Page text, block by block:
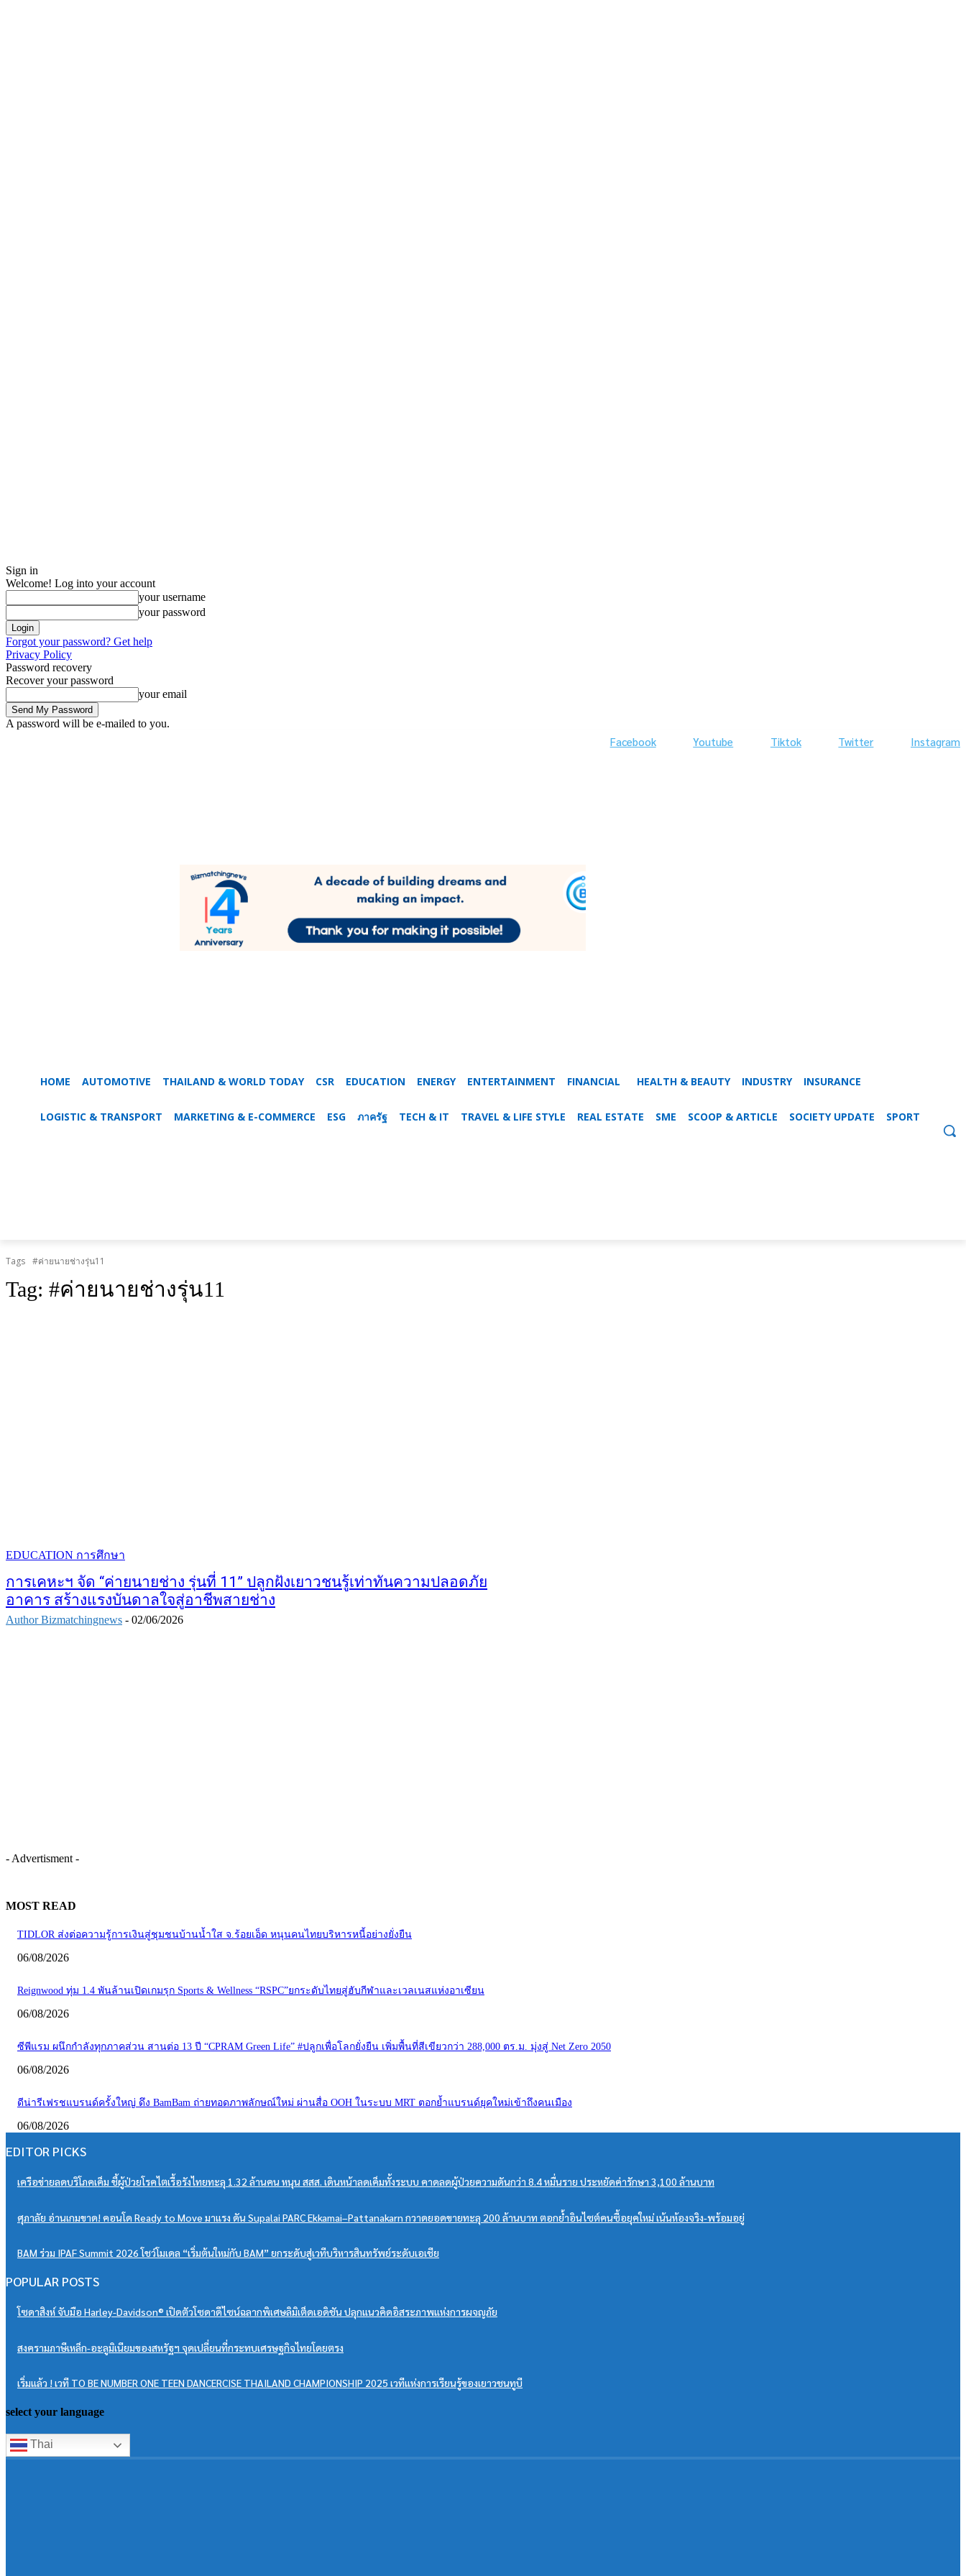
Sign in
Welcome! Log into your account
your username
your password
Forgot your password? Get help
Privacy Policy
Password recovery
Recover your password
your email
A password will be e-mailed to you.
Facebook Youtube Tiktok Twitter Instagram
HOME AUTOMOTIVE THAILAND & WORLD TODAY CSR EDUCATION ENERGY ENTERTAINMENT FINANCIAL HEALTH & BEAUTY INDUSTRY INSURANCE
LOGISTIC & TRANSPORT MARKETING & E-COMMERCE ESG ภาครัฐ TECH & IT TRAVEL & LIFE STYLE REAL ESTATE SME SCOOP & ARTICLE SOCIETY UPDATE SPORT
Tags #ค่ายนายช่างรุ่น11
Tag: #ค่ายนายช่างรุ่น11
EDUCATION การศึกษา
การเคหะฯ จัด “ค่ายนายช่าง รุ่นที่ 11” ปลูกฝังเยาวชนรู้เท่าทันความปลอดภัย
อาคาร สร้างแรงบันดาลใจสู่อาชีพสายช่าง
Author Bizmatchingnews - 02/06/2026
- Advertisment -
MOST READ
TIDLOR ส่งต่อความรู้การเงินสู่ชุมชนบ้านน้ำใส จ.ร้อยเอ็ด หนุนคนไทยบริหารหนี้อย่างยั่งยืน
06/08/2026
Reignwood ทุ่ม 1.4 พันล้านเปิดเกมรุก Sports & Wellness “RSPC”ยกระดับไทยสู่ฮับกีฬาและเวลเนสแห่งอาเซียน
06/08/2026
ซีพีแรม ผนึกกำลังทุกภาคส่วน สานต่อ 13 ปี “CPRAM Green Life” #ปลูกเพื่อโลกยั่งยืน เพิ่มพื้นที่สีเขียวกว่า 288,000 ตร.ม. มุ่งสู่ Net Zero 2050
06/08/2026
ดีน่ารีเฟรชแบรนด์ครั้งใหญ่ ดึง BamBam ถ่ายทอดภาพลักษณ์ใหม่ ผ่านสื่อ OOH ในระบบ MRT ตอกย้ำแบรนด์ยุคใหม่เข้าถึงคนเมือง
06/08/2026
EDITOR PICKS
เครือข่ายลดบริโภคเค็ม ชี้ผู้ป่วยโรคไตเรื้อรังไทยทะลุ 1.32 ล้านคน หนุน สสส. เดินหน้าลดเค็มทั้งระบบ คาดลดผู้ป่วยความดันกว่า 8.4 หมื่นราย ประหยัดค่ารักษา 3,100 ล้านบาท
ศุภาลัย อ่านเกมขาด! คอนโด Ready to Move มาแรง ดัน Supalai PARC Ekkamai–Pattanakarn กวาดยอดขายทะลุ 200 ล้านบาท ตอกย้ำอินไซต์คนซื้อยุคใหม่ เน้นห้องจริง-พร้อมอยู่
BAM ร่วม IPAF Summit 2026 โชว์โมเดล “เริ่มต้นใหม่กับ BAM” ยกระดับสู่เวทีบริหารสินทรัพย์ระดับเอเชีย
POPULAR POSTS
โซดาสิงห์ จับมือ Harley-Davidson® เปิดตัวโซดาดีไซน์ฉลากพิเศษลิมิเต็ดเอดิชัน ปลุกแนวคิดอิสระภาพแห่งการผจญภัย
สงครามภาษีเหล็ก-อะลูมิเนียมของสหรัฐฯ จุดเปลี่ยนที่กระทบเศรษฐกิจไทยโดยตรง
เริ่มแล้ว ! เวที TO BE NUMBER ONE TEEN DANCERCISE THAILAND CHAMPIONSHIP 2025 เวทีแห่งการเรียนรู้ของเยาวชนทูบี
select your language
Thai